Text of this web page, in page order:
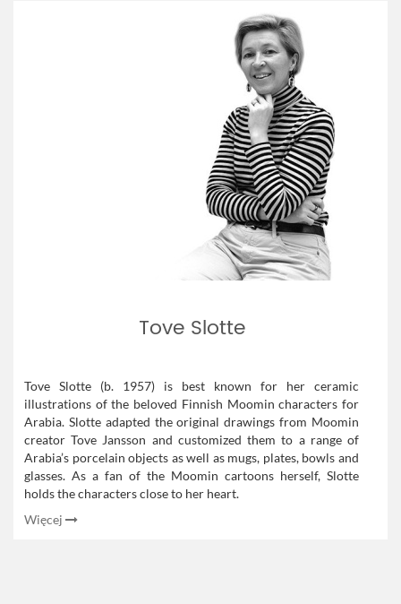
Tove Slotte
Tove Slotte (b. 1957) is best known for her ceramic
illustrations of the beloved Finnish Moomin characters for
Arabia. Slotte adapted the original drawings from Moomin
creator Tove Jansson and customized them to a range of
Arabia’s porcelain objects as well as mugs, plates, bowls and
glasses. As a fan of the Moomin cartoons herself, Slotte
holds the characters close to her heart.
Więcej